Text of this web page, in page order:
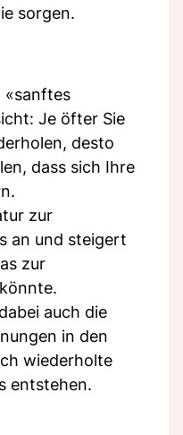
sorgen.
«sanftes
Je öfter Sie
desto
dass sich Ihre
zur
an und steigert
zur
auch die
in den
wiederholte
entstehen.